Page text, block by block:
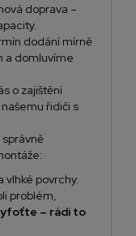
doprava –
dodání mírně
a domluvíme
o zajištění
řidiči s
vlhké povrchy.
problém,
– rádi to